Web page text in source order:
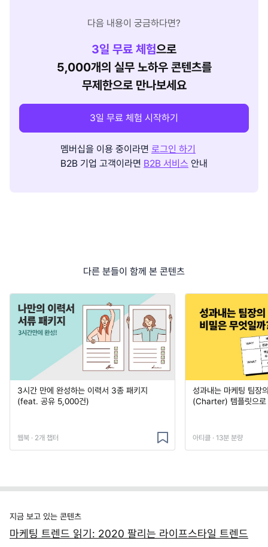
다음 내용이 궁금하다면?
3일 무료 체험으로
5,000개의 실무 노하우 콘텐츠를
무제한으로 만나보세요
3일 무료 체험 시작하기
멤버십을 이용 중이라면 로그인 하기
B2B 기업 고객이라면 B2B 서비스 안내
다른 분들이 함께 본 콘텐츠
3시간 만에 완성하는 이력서 3종 패키지
(feat. 공유 5,000건)
웹북 · 2개 챕터
성과내는 마케팅 팀장
(Charter) 템플릿으로
아티클 · 13분 분량
지금 보고 있는 콘텐츠
마케팅 트렌드 읽기: 2020 팔리는 라이프스타일 트렌드